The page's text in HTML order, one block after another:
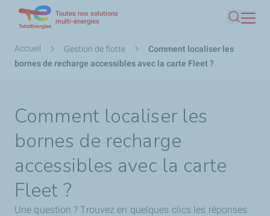
contenu
principal
Toutes nos solutions
multi-énergies
Fil
d'Ariane
Accueil Gestion de flotte
Comment localiser les
bornes de recharge accessibles avec la carte Fleet ?
Comment localiser les
bornes de recharge
accessibles avec la carte
Fleet ?
Une question ? Trouvez en quelques clics les réponses